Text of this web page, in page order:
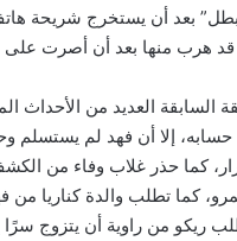
بعد أن يستخرج شريحة هاتف
قد هرب منها بعد أن أصرت على
العديد من الأحداث
حسابه، إلا أن فهد لم يستسلم
كما حذر غلاب وفاء من
كما تطلب والدة كناريا من
ريكو من راوية أن يتزوج سرًا